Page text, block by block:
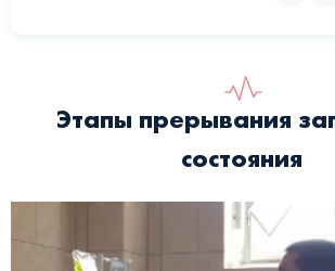
Этапы прерывания
состояния